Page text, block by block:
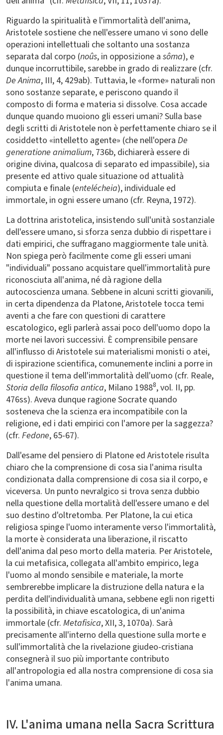
Riguardo la spiritualità e l'immortalità dell'anima,
Aristotele sostiene che nell'essere umano vi sono delle
operazioni intellettuali che soltanto una sostanza
separata dal corpo (noûs, in opposizione a sôma), e
dunque incorruttibile, sarebbe in grado di realizzare (cfr.
De Anima, III, 4, 429ab). Tuttavia, le «forme» naturali non
sono sostanze separate, e periscono quando il
composto di forma e materia si dissolve. Cosa accade
dunque quando muoiono gli esseri umani? Sulla base
degli scritti di Aristotele non è perfettamente chiaro se il
cosiddetto «intelletto agente» (che nell'opera De
generatione animalium, 736b, dichiarerà essere di
origine divina, qualcosa di separato ed impassibile), sia
presente ed attivo quale situazione od attualità
compiuta e finale (entelécheia), individuale ed
immortale, in ogni essere umano (cfr. Reyna, 1972).
La dottrina aristotelica, insistendo sull'unità sostanziale
dell'essere umano, si sforza senza dubbio di rispettare i
dati empirici, che suffragano maggiormente tale unità.
Non spiega però facilmente come gli esseri umani
"individuali" possano acquistare quell'immortalità pure
riconosciuta all'anima, né dà ragione della
autocoscienza umana. Sebbene in alcuni scritti giovanili,
in certa dipendenza da Platone, Aristotele tocca temi
aventi a che fare con questioni di carattere
escatologico, egli parlerà assai poco dell'uomo dopo la
morte nei lavori successivi. È comprensibile pensare
all'influsso di Aristotele sui materialismi monisti o atei,
di ispirazione scientifica, comunemente inclini a porre in
questione il tema dell'immortalità dell'uomo (cfr. Reale,
Storia della filosofia antica, Milano 19888, vol. II, pp.
476ss). Aveva dunque ragione Socrate quando
sosteneva che la scienza era incompatibile con la
religione, ed i dati empirici con l'amore per la saggezza?
(cfr. Fedone, 65-67).
Dall'esame del pensiero di Platone ed Aristotele risulta
chiaro che la comprensione di cosa sia l'anima risulta
condizionata dalla comprensione di cosa sia il corpo, e
viceversa. Un punto nevralgico si trova senza dubbio
nella questione della mortalità dell'essere umano e del
suo destino d'oltretomba. Per Platone, la cui etica
religiosa spinge l'uomo interamente verso l'immortalità,
la morte è considerata una liberazione, il riscatto
dell'anima dal peso morto della materia. Per Aristotele,
la cui metafisica, collegata all'ambito empirico, lega
l'uomo al mondo sensibile e materiale, la morte
sembrerebbe implicare la distruzione della natura e la
perdita dell'individualità umana, sebbene egli non rigetti
la possibilità, in chiave escatologica, di un'anima
immortale (cfr. Metafisica, XII, 3, 1070a). Sarà
precisamente all'interno della questione sulla morte e
sull'immortalità che la rivelazione giudeo-cristiana
consegnerà il suo più importante contributo
all'antropologia ed alla nostra comprensione di cosa sia
l'anima umana.
IV. L'anima umana nella Sacra Scrittura